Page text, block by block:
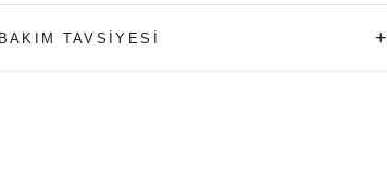
BAKIM TAVSİYESİ +